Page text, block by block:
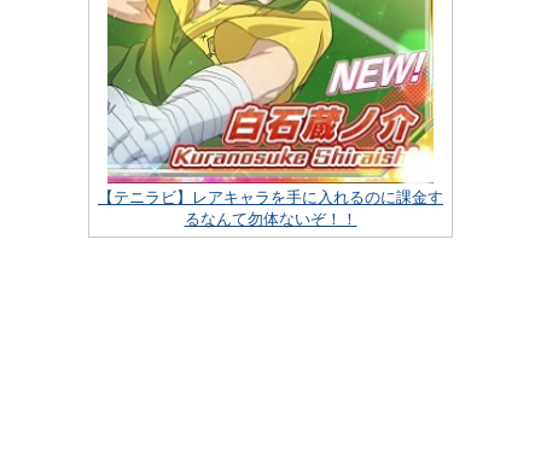
【テニラビ】レアキャラを手に入れるのに課金す
るなんて勿体ないぞ！！